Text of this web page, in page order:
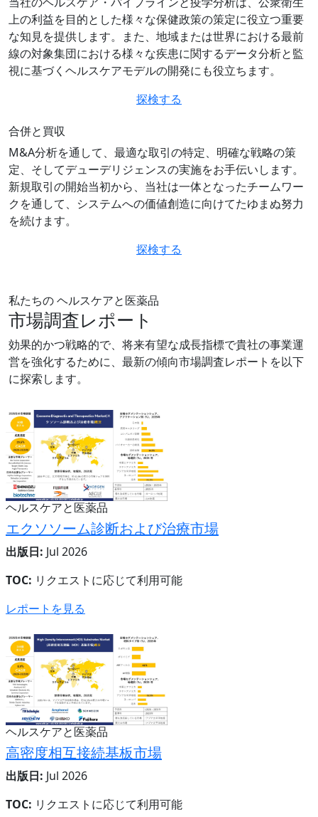
上の利益を目的とした様々な保健政策の策定に役立つ重要
な知見を提供します。また、地域または世界における最前
線の対象集団における様々な疾患に関するデータ分析と監
視に基づくヘルスケアモデルの開発にも役立ちます。
探検する
合併と買収
M&A分析を通して、最適な取引の特定、明確な戦略の策
定、そしてデューデリジェンスの実施をお手伝いします。
新規取引の開始当初から、当社は一体となったチームワー
クを通して、システムへの価値創造に向けてたゆまぬ努力
を続けます。
探検する
私たちの ヘルスケアと医薬品
市場調査レポート
効果的かつ戦略的で、将来有望な成長指標で貴社の事業運
営を強化するために、最新の傾向市場調査レポートを以下
に探索します。
ヘルスケアと医薬品
エクソソーム診断および治療市場
出版日: Jul 2026
TOC: リクエストに応じて利用可能
レポートを見る
ヘルスケアと医薬品
高密度相互接続基板市場
出版日: Jul 2026
TOC: リクエストに応じて利用可能